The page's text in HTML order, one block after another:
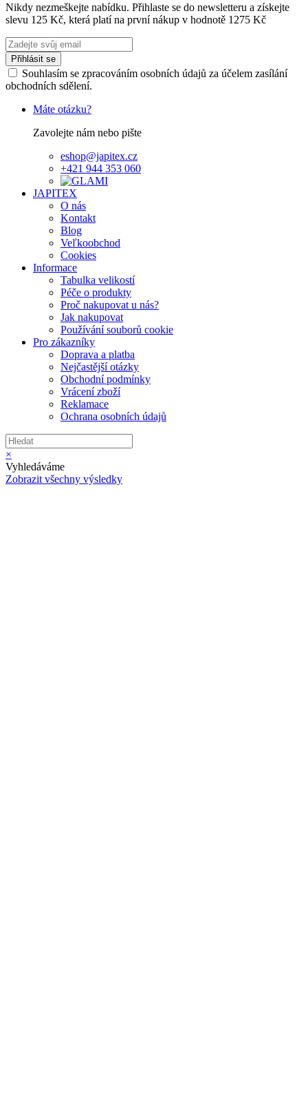
Nikdy nezmeškejte nabídku. Přihlaste se do newsletteru a získejte
slevu 125 Kč, která platí na první nákup v hodnotě 1275 Kč
Přihlásit se
Souhlasím se zpracováním osobních údajů za účelem zasílání
obchodních sdělení.
Máte otázku?
Zavolejte nám nebo pište
eshop@japitex.cz
+421 944 353 060
JAPITEX
O nás
Kontakt
Blog
Veľkoobchod
Cookies
Informace
Tabulka velikostí
Péče o produkty
Proč nakupovat u nás?
Jak nakupovat
Používání souborů cookie
Pro zákazníky
Doprava a platba
Nejčastější otázky
Obchodní podmínky
Vrácení zboží
Reklamace
Ochrana osobních údajů
×
Vyhledáváme
Zobrazit všechny výsledky